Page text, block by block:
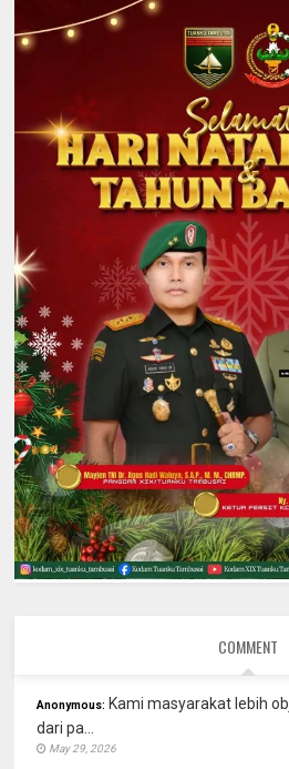
COMMENT
Anonymous: Kami masyarakat lebih
dari pa...
May 29, 2026